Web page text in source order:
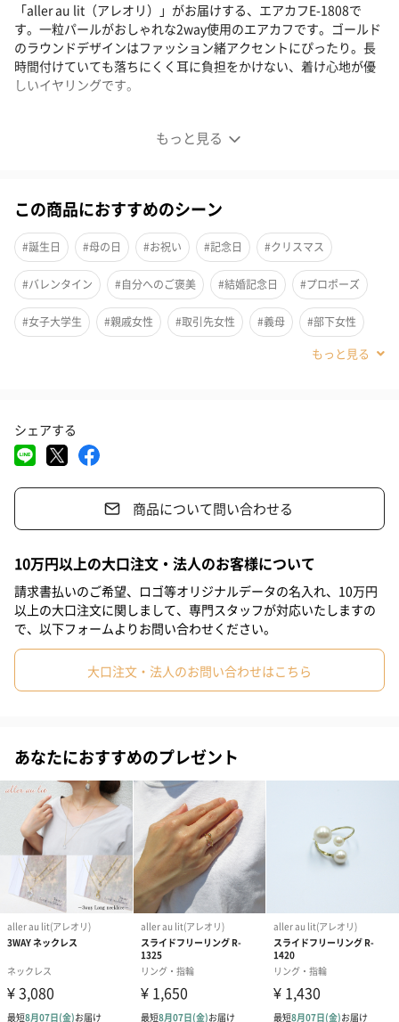
もっと見る
「aller au lit（アレオリ）」がお届けする、エアカフE-1808で
す。一粒パールがおしゃれな2way使用のエアカフです。ゴールド
のラウンドデザインはファッション緒アクセントにぴったり。長
時間付けていても落ちにくく耳に負担をかけない、着け心地が優
しいイヤリングです。
ラウンドデザインが繋ぐホワイトパールのエアカフ
女性らしいエレガントなパールがアクセントのエアカフです。イ
ヤリングをつけたいけど、ねじ式だと痛い、クリップ式だと落ち
やすいという声にお応えして、ある程度ボリューム感もあるけ
ど、着け心地が優しいイヤリングを作りました。
パールの面と、ゴールドデザインの両面を２wayでお使いいただ
で、耳の上下に重ね付けするとよりゴージャスな印象になりま
す。ラウンドデザインが好きな方にもおすすめです。
長時間付けていても耳に優しいエアカフ
ワンポイントのパールとゴールドモチーフをラウンド型のデザイ
ンで繋いでいます。その日の気分やファッションによってお好み
のデザインを表にしてつけることができるのは嬉しいですね。2種
この商品におすすめのシーン
#誕生日 #母の日 #お祝い #記念日 #クリスマス
#バレンタイン #自分へのご褒美 #結婚記念日 #プロポーズ
#女子大学生 #親戚女性 #取引先女性 #義母 #部下女性
#上司女性
#20代後半
#80代 #90代
シェアする
商品について問い合わせる
10万円以上の大口注文・法人のお客様について
請求書払いのご希望、ロゴ等オリジナルデータの名入れ、10万円
以上の大口注文に関しまして、専門スタッフが対応いたしますの
で、以下フォームよりお問い合わせください。
大口注文・法人のお問い合わせはこちら
あなたにおすすめのプレゼント